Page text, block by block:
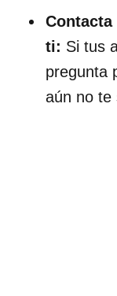
Contacta
ti: Si tus
pregunta
aún no te